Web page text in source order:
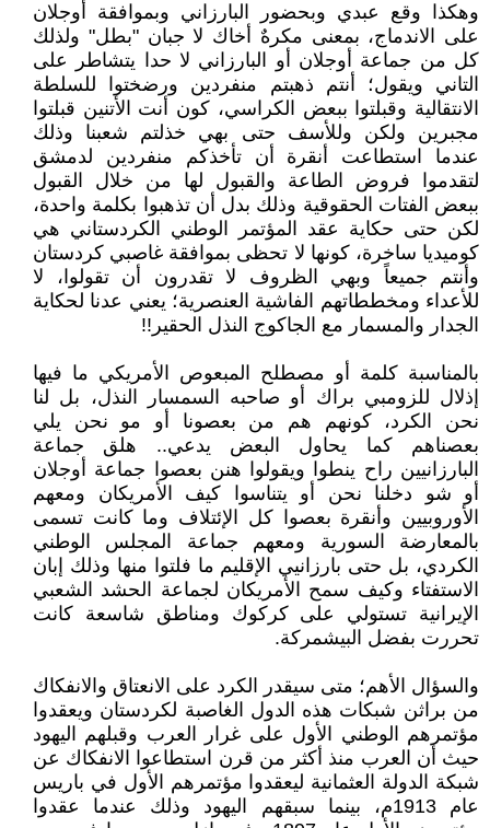
وهكذا وقع عبدي وبحضور البارزاني وبموافقة أوجلان
على الاندماج، بمعنى مكرهٌ أخاك لا جبان "بطل" ولذلك
كل من جماعة أوجلان أو البارزاني لا حدا يتشاطر على
التاني ويقول؛ أنتم ذهبتم منفردين ورضختوا للسلطة
الانتقالية وقبلتوا ببعض الكراسي، كون أنت الأتنين قبلتوا
مجبرين ولكن وللأسف حتى بهي خذلتم شعبنا وذلك
عندما استطاعت أنقرة أن تأخذكم منفردين لدمشق
لتقدموا فروض الطاعة والقبول لها من خلال القبول
ببعض الفتات الحقوقية وذلك بدل أن تذهبوا بكلمة واحدة،
لكن حتى حكاية عقد المؤتمر الوطني الكردستاني هي
كوميديا ساخرة، كونها لا تحظى بموافقة غاصبي كردستان
وأنتم جميعاً وبهي الظروف لا تقدرون أن تقولوا، لا
للأعداء ومخططاتهم الفاشية العنصرية؛ يعني عدنا لحكاية
الجدار والمسمار مع الجاكوج النذل الحقير!!
بالمناسبة كلمة أو مصطلح المبعوص الأمريكي ما فيها
إذلال للزومبي براك أو صاحبه السمسار النذل، بل لنا
نحن الكرد، كونهم هم من بعصونا أو مو نحن يلي
بعصناهم كما يحاول البعض يدعي.. هلق جماعة
البارزانيين راح ينطوا ويقولوا هنن بعصوا جماعة أوجلان
أو شو دخلنا نحن أو يتناسوا كيف الأمريكان ومعهم
الأوروبيين وأنقرة بعصوا كل الإئتلاف وما كانت تسمى
بالمعارضة السورية ومعهم جماعة المجلس الوطني
الكردي، بل حتى بارزانيي الإقليم ما فلتوا منها وذلك إبان
الاستفتاء وكيف سمح الأمريكان لجماعة الحشد الشعبي
الإيرانية تستولي على كركوك ومناطق شاسعة كانت
تحررت بفضل البيشمركة.
والسؤال الأهم؛ متى سيقدر الكرد على الانعتاق والانفكاك
من براثن شبكات هذه الدول الغاصبة لكردستان ويعقدوا
مؤتمرهم الوطني الأول على غرار العرب وقبلهم اليهود
حيث أن العرب منذ أكثر من قرن استطاعوا الانفكاك عن
شبكة الدولة العثمانية ليعقدوا مؤتمرهم الأول في باريس
عام 1913م، بينما سبقهم اليهود وذلك عندما عقدوا